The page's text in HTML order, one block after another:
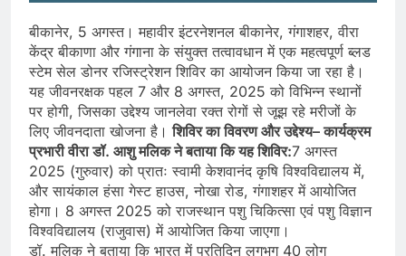
बीकानेर, 5 अगस्त। महावीर इंटरनेशनल बीकानेर, गंगाशहर, वीरा
केंद्र बीकाणा और गंगाना के संयुक्त तत्वावधान में एक महत्वपूर्ण ब्लड
स्टेम सेल डोनर रजिस्ट्रेशन शिविर का आयोजन किया जा रहा है।
यह जीवनरक्षक पहल 7 और 8 अगस्त, 2025 को विभिन्न स्थानों
पर होगी, जिसका उद्देश्य जानलेवा रक्त रोगों से जूझ रहे मरीजों के
लिए जीवनदाता खोजना है।शिविर का विवरण और उद्देश्य– कार्यक्रम
प्रभारी वीरा डॉ. आशु मलिक ने बताया कि यह शिविर:7 अगस्त
2025 (गुरुवार) को प्रातः स्वामी केशवानंद कृषि विश्वविद्यालय में,
और सायंकाल हंसा गेस्ट हाउस, नोखा रोड, गंगाशहर में आयोजित
होगा। 8 अगस्त 2025 को राजस्थान पशु चिकित्सा एवं पशु विज्ञान
विश्वविद्यालय (राजुवास) में आयोजित किया जाएगा।
डॉ. मलिक ने बताया कि भारत में प्रतिदिन लगभग 40 लोग